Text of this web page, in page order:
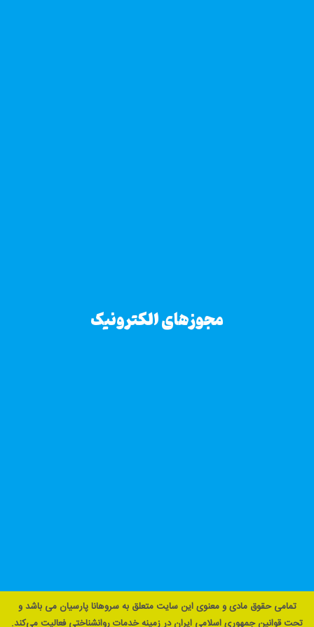
مجوزهای الکترونیک
تمامی حقوق مادی و معنوی این سایت متعلق به سروهانا پارسیان می باشد و
تحت قوانین جمهوری اسلامی ایران در زمینه خدمات روانشناختی فعالیت می‌کند.